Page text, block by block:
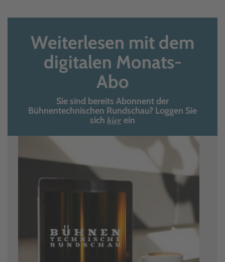
Weiterlesen mit dem
digitalen Monats-
Abo
Sie sind bereits Abonnent der
Bühnentechnischen Rundschau? Loggen Sie
sich hierein